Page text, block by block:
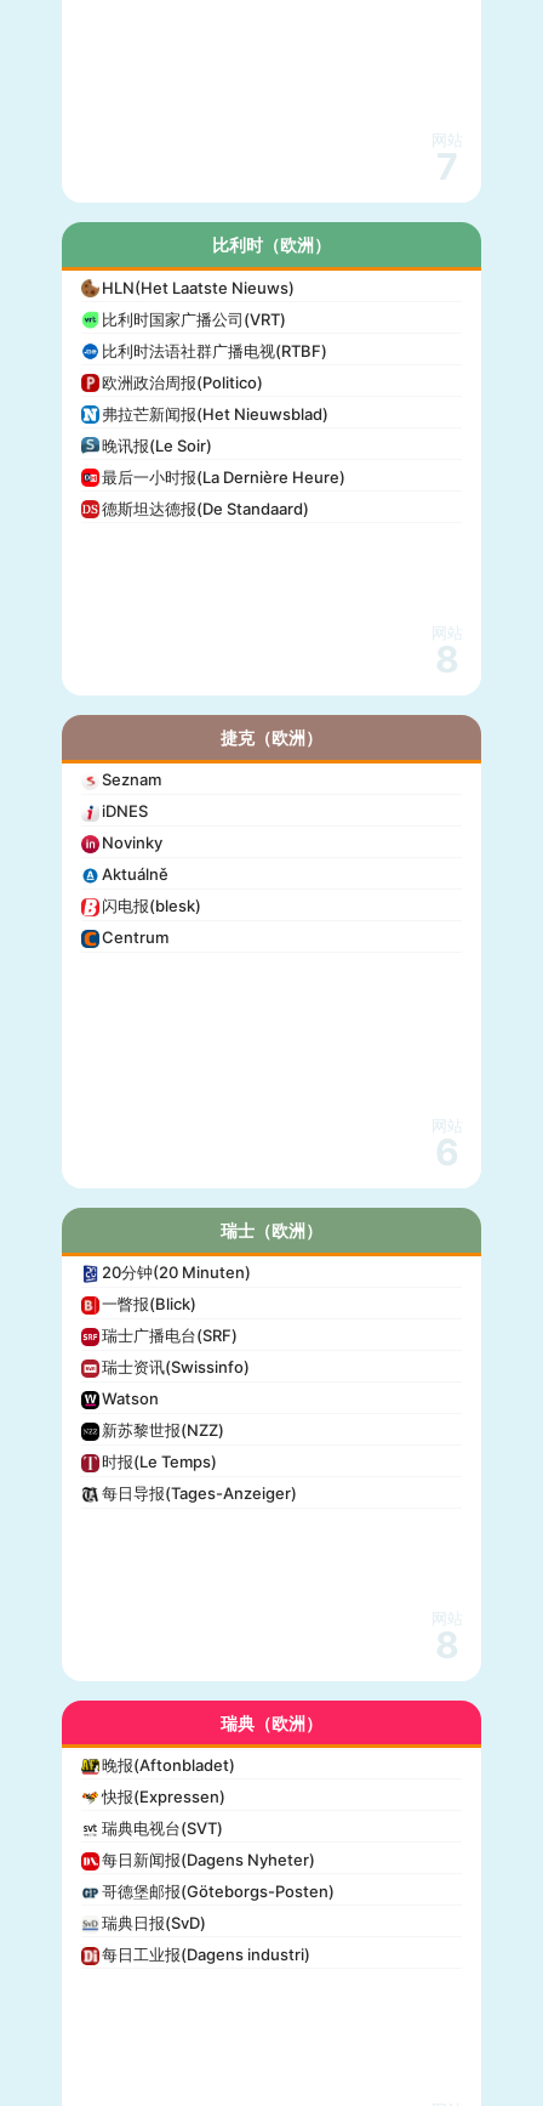
网站
7
比利时（欧洲）
HLN(Het Laatste Nieuws)
比利时国家广播公司(VRT)
比利时法语社群广播电视(RTBF)
欧洲政治周报(Politico)
弗拉芒新闻报(Het Nieuwsblad)
晚讯报(Le Soir)
最后一小时报(La Dernière Heure)
德斯坦达德报(De Standaard)
网站
8
捷克（欧洲）
Seznam
iDNES
Novinky
Aktuálně
闪电报(blesk)
Centrum
网站
6
瑞士（欧洲）
20分钟(20 Minuten)
一瞥报(Blick)
瑞士广播电台(SRF)
瑞士资讯(Swissinfo)
Watson
新苏黎世报(NZZ)
时报(Le Temps)
每日导报(Tages-Anzeiger)
网站
8
瑞典（欧洲）
晚报(Aftonbladet)
快报(Expressen)
瑞典电视台(SVT)
每日新闻报(Dagens Nyheter)
哥德堡邮报(Göteborgs-Posten)
瑞典日报(SvD)
每日工业报(Dagens industri)